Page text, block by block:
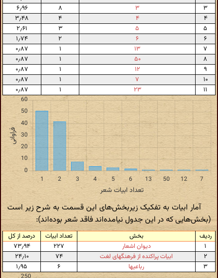
۳
۳ ۸
۶٫۹۶
۴
۴ ۴
۳٫۴۸
۵
۵ ۳
۲٫۶۱
۶
۶ ۲
۱٫۷۴
۷
۱۳ ۱
۰٫۸۷
۸
۵۰ ۱
۰٫۸۷
۹
۱۲ ۱
۰٫۸۷
۱۰
۷ ۱
۰٫۸۷
۱۱
۲۳ ۱ ۰٫۸۷
آمار ابیات به تفکیک زیربخش‌های این قسمت به شرح زیر است
(بخش‌هایی که در این جدول نیامده‌اند فاقد شعر بوده‌اند):
ردیف بخش تعداد ابیات
درصد از کل
۱
دیوان اشعار ۲۲۷
۷۳٫۹۴
۲
ابیات پراکنده از فرهنگهای لغت ۷۴
۲۴٫۱۰
۳
رباعیها ۶ ۱٫۹۵